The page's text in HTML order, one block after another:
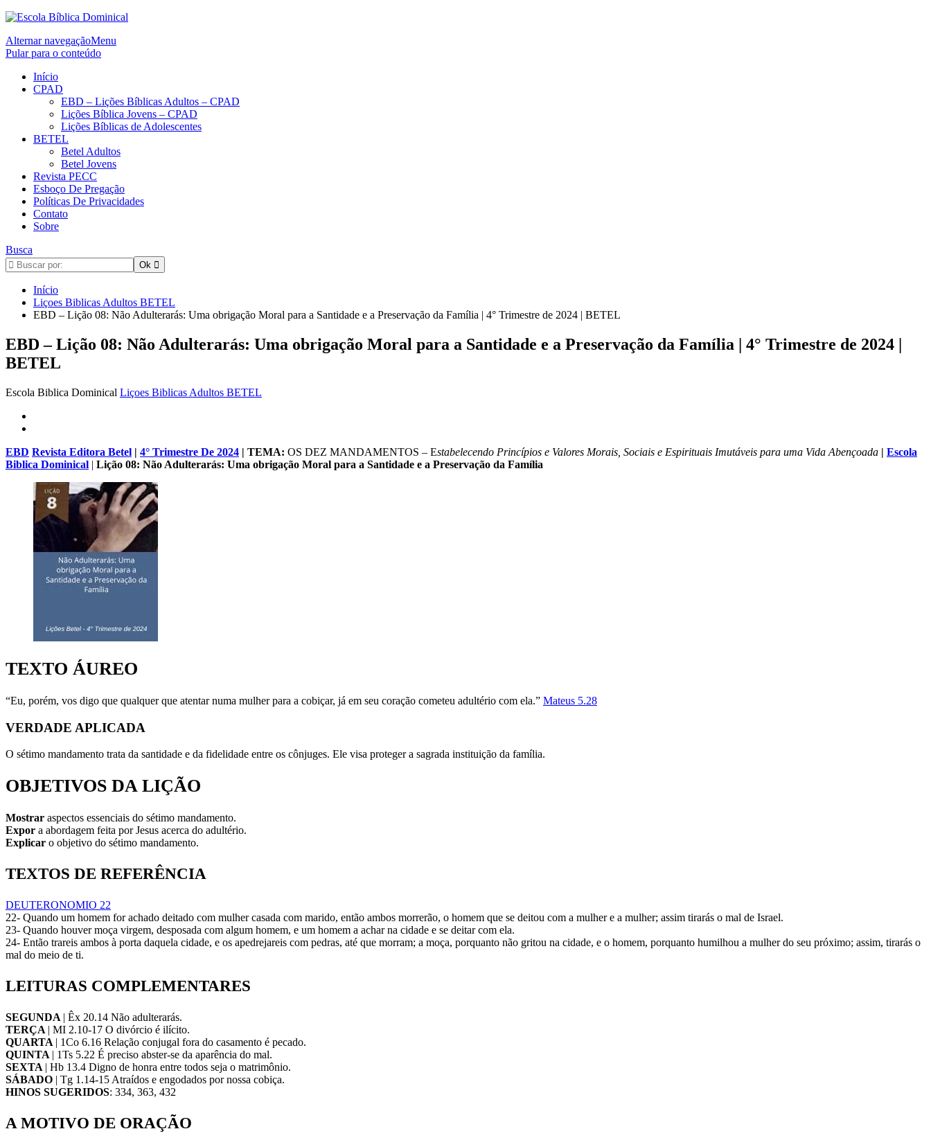
Alternar navegaçãoMenu
Pular para o conteúdo
Início
CPAD
EBD – Lições Bíblicas Adultos – CPAD
Lições Bíblica Jovens – CPAD
Lições Bíblicas de Adolescentes
BETEL
Betel Adultos
Betel Jovens
Revista PECC
Esboço De Pregação
Políticas De Privacidades
Contato
Sobre
Busca
Início
Liçoes Biblicas Adultos BETEL
EBD – Lição 08: Não Adulterarás: Uma obrigação Moral para a Santidade e a Preservação da Família | 4° Trimestre de 2024 | BETEL
EBD – Lição 08: Não Adulterarás: Uma obrigação Moral para a Santidade e a Preservação da Família | 4° Trimestre de 2024 |
BETEL
Escola Biblica Dominical Liçoes Biblicas Adultos BETEL
EBD Revista Editora Betel | 4° Trimestre De 2024 | TEMA: OS DEZ MANDAMENTOS – Estabelecendo Princípios e Valores Morais, Sociais e Espirituais Imutáveis para uma Vida Abençoada | Escola
Biblica Dominical | Lição 08: Não Adulterarás: Uma obrigação Moral para a Santidade e a Preservação da Família
TEXTO ÁUREO
“Eu, porém, vos digo que qualquer que atentar numa mulher para a cobiçar, já em seu coração cometeu adultério com ela.” Mateus 5.28
VERDADE APLICADA
O sétimo mandamento trata da santidade e da fidelidade entre os cônjuges. Ele visa proteger a sagrada instituição da família.
OBJETIVOS DA LIÇÃO
Mostrar aspectos essenciais do sétimo mandamento.
Expor a abordagem feita por Jesus acerca do adultério.
Explicar o objetivo do sétimo mandamento.
TEXTOS DE REFERÊNCIA
DEUTERONOMIO 22
22- Quando um homem for achado deitado com mulher casada com marido, então ambos morrerão, o homem que se deitou com a mulher e a mulher; assim tirarás o mal de Israel.
23- Quando houver moça virgem, desposada com algum homem, e um homem a achar na cidade e se deitar com ela.
24- Então trareis ambos à porta daquela cidade, e os apedrejareis com pedras, até que morram; a moça, porquanto não gritou na cidade, e o homem, porquanto humilhou a mulher do seu próximo; assim, tirarás o
mal do meio de ti.
LEITURAS COMPLEMENTARES
SEGUNDA | Êx 20.14 Não adulterarás.
TERÇA | MI 2.10-17 O divórcio é ilícito.
QUARTA | 1Co 6.16 Relação conjugal fora do casamento é pecado.
QUINTA | 1Ts 5.22 É preciso abster-se da aparência do mal.
SEXTA | Hb 13.4 Digno de honra entre todos seja o matrimônio.
SÁBADO | Tg 1.14-15 Atraídos e engodados por nossa cobiça.
HINOS SUGERIDOS: 334, 363, 432
A MOTIVO DE ORAÇÃO